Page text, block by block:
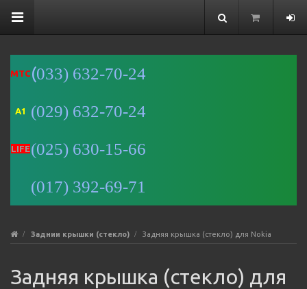
MTC (033) 632-70-24
A1 (029) 632-70-24
LIFE(025) 630-15-66
(017) 392-69-71
Заднии крышки (стекло) Задняя крышка (стекло) для Nokia
Задняя крышка (стекло) для